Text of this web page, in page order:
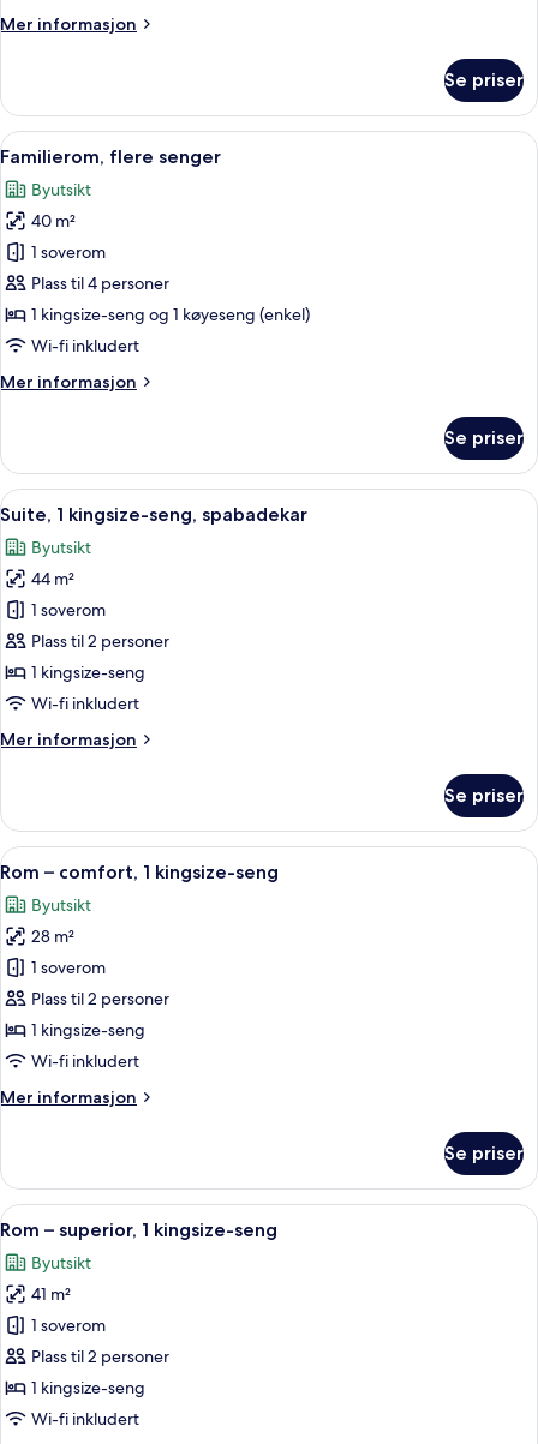
seng
Mer informasjon
Mer
–
junior,
1
seng
Se priser
Åpne
alle
bildene
av
Familierom,
flere
senger
Familierom, flere senger |
12
Familierom, flere senger
Byutsikt
40 m²
1 soverom
Plass til 4 personer
1 kingsize-seng og 1 køyeseng (enkel)
Wi-fi inkludert
Mer informasjon
Mer
flere
senger
Se priser
Åpne
alle
bildene
av
Suite,
1
kingsize-
seng,
Suite, 1 kingsize-seng, spabadekar |
43
Suite, 1 kingsize-seng, spabadekar
Byutsikt
44 m²
1 soverom
Plass til 2 personer
1 kingsize-seng
Wi-fi inkludert
Mer informasjon
Mer
1
kingsize-
seng,
Se priser
Åpne
alle
bildene
av
Rom
–
comfort,
1
seng
Rom – comfort, 1 kingsize-seng |
16
Rom – comfort, 1 kingsize-seng
Byutsikt
28 m²
1 soverom
Plass til 2 personer
1 kingsize-seng
Wi-fi inkludert
Mer informasjon
Mer
–
comfort,
1
seng
Se priser
Åpne
alle
bildene
av
Rom
–
superior,
1
Rom – superior, 1 kingsize-seng |
7
Rom – superior, 1 kingsize-seng
Byutsikt
41 m²
1 soverom
Plass til 2 personer
1 kingsize-seng
Wi-fi inkludert